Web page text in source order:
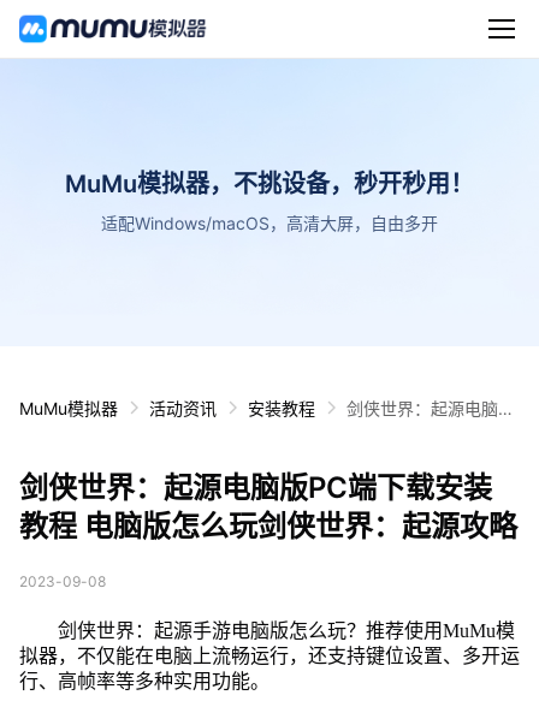
MuMu模拟器，不挑设备，秒开秒用！
适配Windows/macOS，高清大屏，自由多开
MuMu模拟器 活动资讯 安装教程
剑侠世界：起源电脑版
起源攻略
剑侠世界：起源电脑版PC端下载安装
教程 电脑版怎么玩剑侠世界：起源攻略
2023-09-08
剑侠世界：起源手游电脑版怎么玩？推荐使用MuMu模
拟器，不仅能在电脑上流畅运行，还支持键位设置、多开运
行、高帧率等多种实用功能。